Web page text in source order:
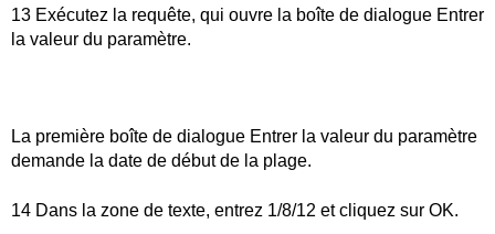
13 Exécutez la requête, qui ouvre la boîte de dialogue Entrer
la valeur du paramètre.
La première boîte de dialogue Entrer la valeur du paramètre
demande la date de début de la plage.
14 Dans la zone de texte, entrez 1/8/12 et cliquez sur OK.